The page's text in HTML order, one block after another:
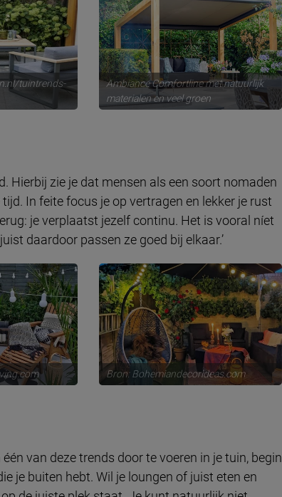
tuintrends-
Ambiance Comfortline met natuurlijk
materialen en veel groen
Hierbij zie je dat mensen als een soort nomaden
In feite focus je op vertragen en lekker je rust
je verplaatst jezelf continu. Het is vooral níet
daardoor passen ze goed bij elkaar.’
Bron: Bohemiandecorideas.com
van deze trends door te voeren in je tuin, begin
je buiten hebt. Wil je loungen of juist eten en